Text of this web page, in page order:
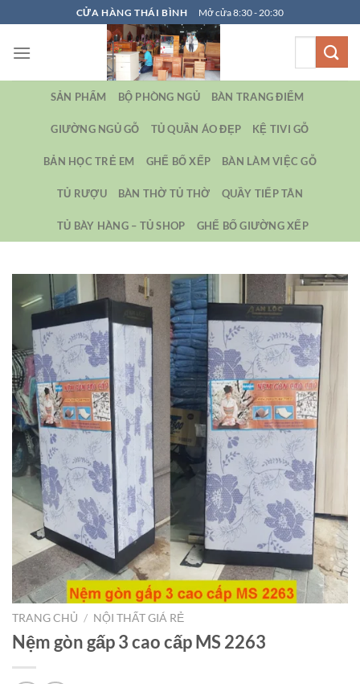
qua
nội
CỬA HÀNG THÁI BÌNH Mở cửa 8:30 - 20:30
SẢN PHẨM BỘ PHÒNG NGỦ BÀN TRANG ĐIỂM
GIƯỜNG NGỦ GỖ TỦ QUẦN ÁO ĐẸP KỆ TIVI GỖ
BẢN HỌC TRẺ EM GHẾ BỐ XẾP BÀN LÀM VIỆC GỖ
TỦ RƯỢU BÀN THỜ TỦ THỜ QUẦY TIẾP TÂN
TỦ BÀY HÀNG – TỦ SHOP GHẾ BỐ GIƯỜNG XẾP
TRANG CHỦ / NỘI THẤT GIÁ RẺ
Nệm gòn gấp 3 cao cấp MS 2263